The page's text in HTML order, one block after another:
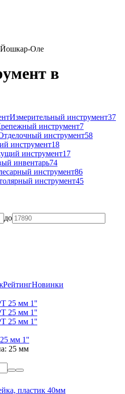
Йошкар-Оле
в
Измерительный инструмент37
инструмент7
инструмент58
инструмент18
инструмент17
инвентарь74
инструмент86
инструмент45
до
РейтингНовинки
мм 1''
25 мм